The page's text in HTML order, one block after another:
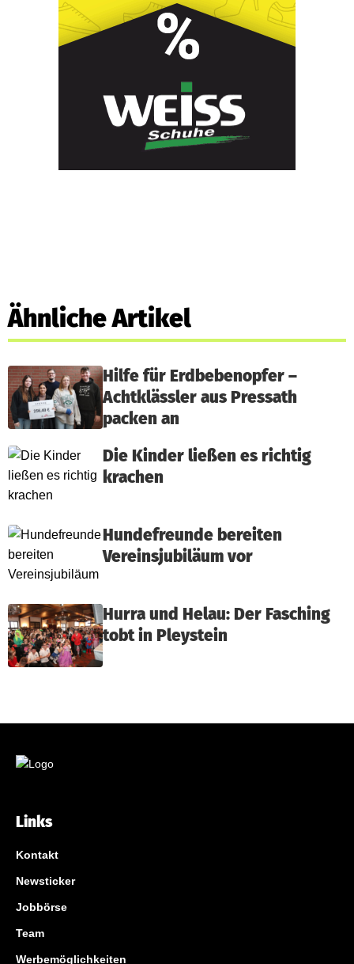
Ähnliche Artikel
Hilfe für Erdbebenopfer –
Achtklässler aus Pressath
packen an
Die Kinder ließen es richtig
krachen
Hundefreunde bereiten
Vereinsjubiläum vor
Hurra und Helau: Der Fasching
tobt in Pleystein
Links
Kontakt
Newsticker
Jobbörse
Team
Werbemöglichkeiten